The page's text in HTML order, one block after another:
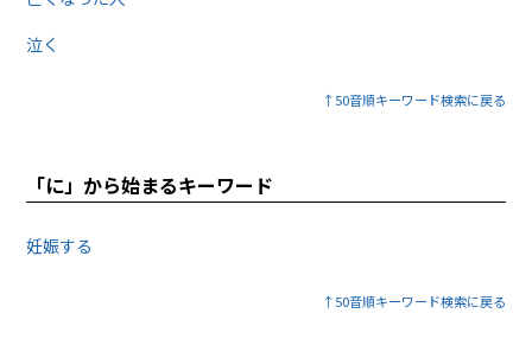
泣く
↑50音順キーワード検索に戻る
「に」から始まるキーワード
妊娠する
↑50音順キーワード検索に戻る